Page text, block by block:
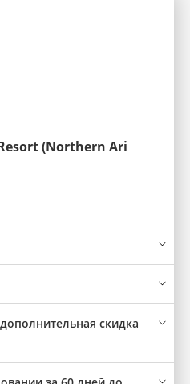
(Northern Ari
скидка